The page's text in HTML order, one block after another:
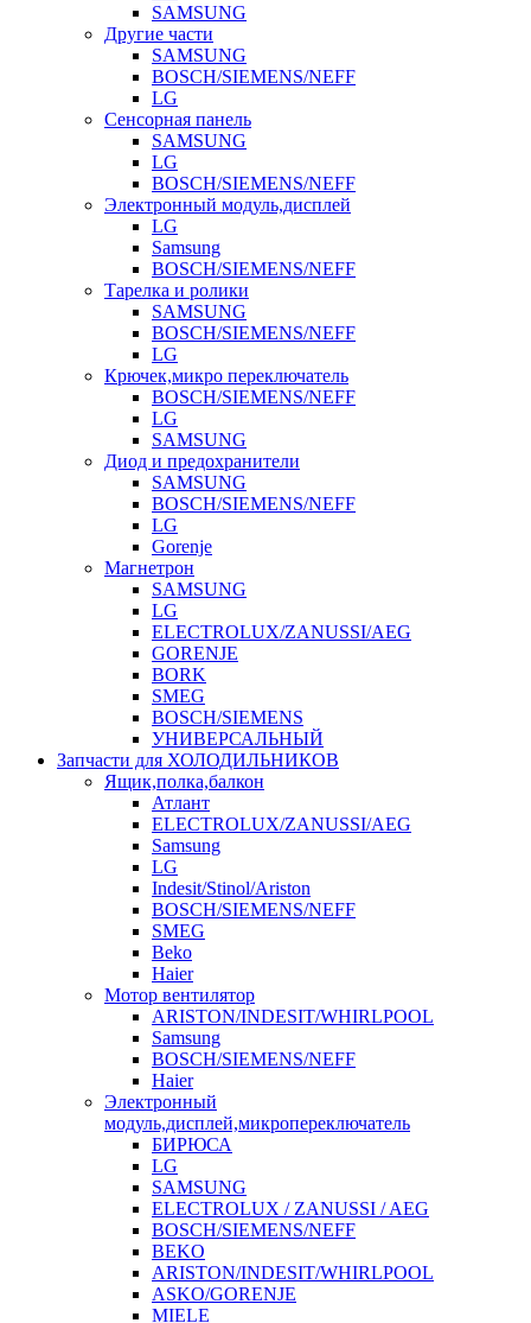
SAMSUNG
Другие части
SAMSUNG
BOSCH/SIEMENS/NEFF
LG
Сенсорная панель
SAMSUNG
LG
BOSCH/SIEMENS/NEFF
Электронный модуль,дисплей
LG
Samsung
BOSCH/SIEMENS/NEFF
Тарелка и ролики
SAMSUNG
BOSCH/SIEMENS/NEFF
LG
Крючек,микро переключатель
BOSCH/SIEMENS/NEFF
LG
SAMSUNG
Диод и предохранители
SAMSUNG
BOSCH/SIEMENS/NEFF
LG
Gorenje
Магнетрон
SAMSUNG
LG
ELECTROLUX/ZANUSSI/AEG
GORENJE
BORK
SMEG
BOSCH/SIEMENS
УНИВЕРСАЛЬНЫЙ
Запчасти для ХОЛОДИЛЬНИКОВ
Ящик,полка,балкон
Атлант
ELECTROLUX/ZANUSSI/AEG
Samsung
LG
Indesit/Stinol/Ariston
BOSCH/SIEMENS/NEFF
SMEG
Beko
Haier
Мотор вентилятор
ARISTON/INDESIT/WHIRLPOOL
Samsung
BOSCH/SIEMENS/NEFF
Haier
Электронный
модуль,дисплей,микропереключатель
БИРЮСА
LG
SAMSUNG
ELECTROLUX / ZANUSSI / AEG
BOSCH/SIEMENS/NEFF
BEKO
ARISTON/INDESIT/WHIRLPOOL
ASKO/GORENJE
MIELE